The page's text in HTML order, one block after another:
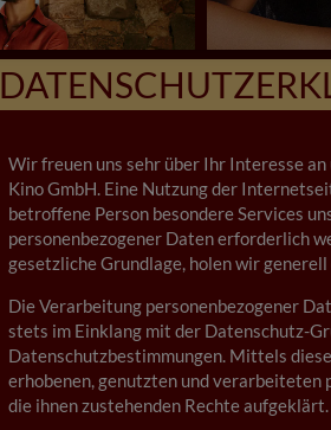
Wir freuen uns sehr über Ihr Interesse
Kino GmbH. Eine Nutzung der
betroffene Person besondere Services
personenbezogener Daten erforderlich
gesetzliche Grundlage, holen wir
Die Verarbeitung personenbezogener
stets im Einklang mit der Datenschutz-
Datenschutzbestimmungen. Mittels
erhobenen, genutzten und verarbeiteten
die ihnen zustehenden Rechte aufgeklärt.